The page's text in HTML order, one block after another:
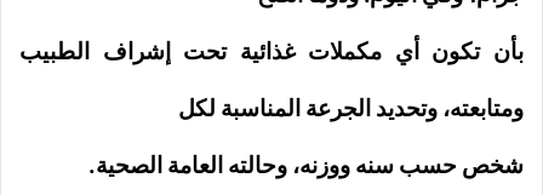
بأن تكون أي مكملات غذائية تحت إشراف الطبيب
ومتابعته، وتحديد الجرعة المناسبة لكل
شخص حسب سنه ووزنه، وحالته العامة الصحية.